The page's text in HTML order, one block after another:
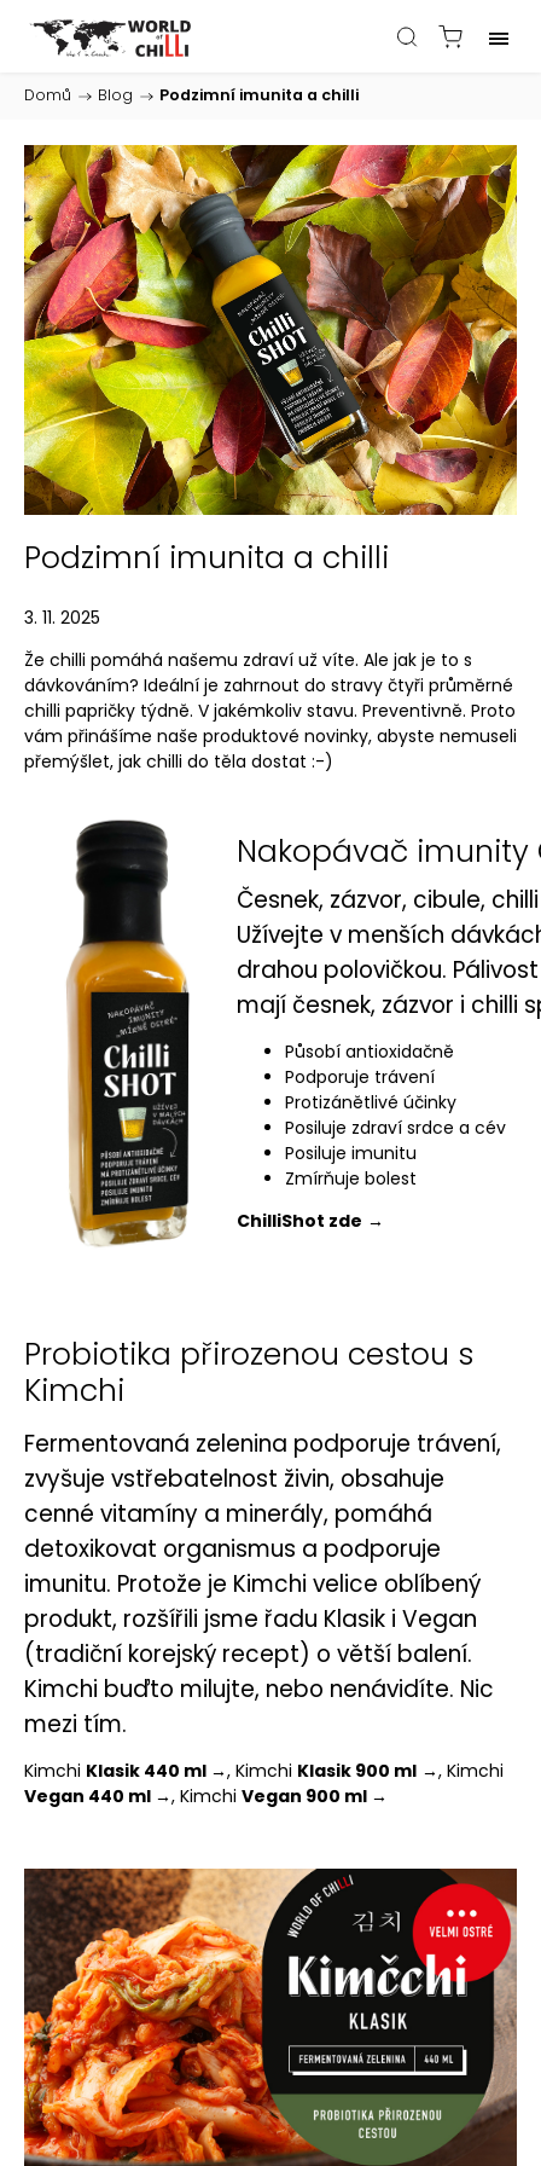
Domů / Blog / Podzimní imunita a chilli
Podzimní imunita a chilli
3. 11. 2025
Že chilli pomáhá našemu zdraví už víte. Ale jak je to s
dávkováním? Ideální je zahrnout do stravy čtyři průměrné
chilli papričky týdně. V jakémkoliv stavu. Preventivně. Proto
vám přinášíme naše produktové novinky, abyste nemuseli
přemýšlet, jak chilli do těla dostat :-)
Nakopávač imunity
Česnek, zázvor, cibule,
Užívejte v menších
drahou polovičkou.
mají česnek, zázvor i chilli
Působí antioxidačně
Podporuje trávení
Protizánětlivé účinky
Posiluje zdraví srdce a cév
Posiluje imunitu
Zmírňuje bolest
ChilliShot zde →
Probiotika přirozenou cestou s
Kimchi
Fermentovaná zelenina podporuje trávení,
zvyšuje vstřebatelnost živin, obsahuje
cenné vitamíny a minerály, pomáhá
detoxikovat organismus a podporuje
imunitu. Protože je Kimchi velice oblíbený
produkt, rozšířili jsme řadu Klasik i Vegan
(tradiční korejský recept) o větší balení.
Kimchi buďto milujte, nebo nenávidíte. Nic
mezi tím.
Kimchi Klasik 440 ml →, Kimchi Klasik 900 ml →, Kimchi
Vegan 440 ml →, Kimchi Vegan 900 ml →